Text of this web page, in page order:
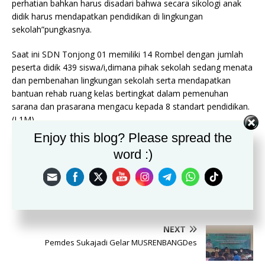
perhatian bahkan harus disadari bahwa secara sikologi anak
didik harus mendapatkan pendidikan di lingkungan
sekolah”pungkasnya.
Saat ini SDN Tonjong 01 memiliki 14 Rombel dengan jumlah
peserta didik 439 siswa/i,dimana pihak sekolah sedang menata
dan pembenahan lingkungan sekolah serta mendapatkan
bantuan rehab ruang kelas bertingkat dalam pemenuhan
sarana dan prasarana mengacu kepada 8 standart pendidikan.
(L1M)
PREVIOUS
NEXT
Pemdes Sukajadi Gelar MUSRENBANGDes
Enjoy this blog? Please spread the
word :)